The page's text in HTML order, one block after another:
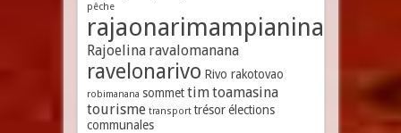
pêche
rajaonarimampianina
Rajoelina ravalomanana
ravelonarivo Rivo rakotovao
robimanana sommet timtoamasina
tourisme transport trésor élections
communales